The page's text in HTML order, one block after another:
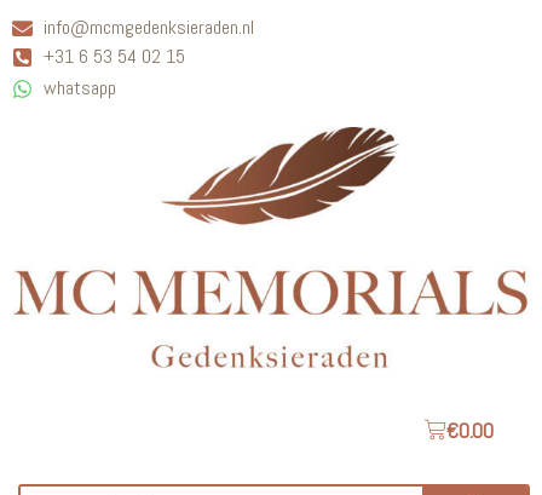
info@mcmgedenksieraden.nl
+31 6 53 54 02 15
whatsapp
€0.00